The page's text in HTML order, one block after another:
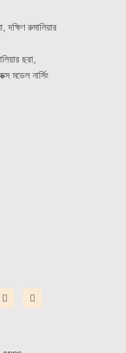
রুমালিয়ার
ছরা,
মডেল নার্সিং